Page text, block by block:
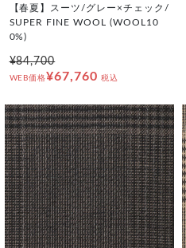
【春夏】スーツ/グレー×チェック/
SUPER FINE WOOL (WOOL10
0%)
¥84,700
WEB価格¥67,760 税込